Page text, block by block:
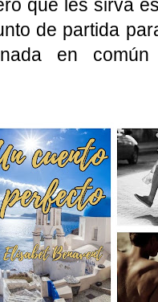
que les sirva
de partida
en común